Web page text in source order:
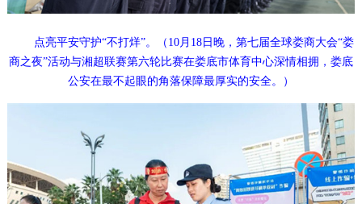
点亮平安守护“不打烊”。（10月18日晚，第七届全球娄商大会“娄
商之夜”活动与湘超联赛第六轮比赛在娄底市体育中心深情相拥，娄底
公安在最不起眼的角落保障最厚实的安全。）